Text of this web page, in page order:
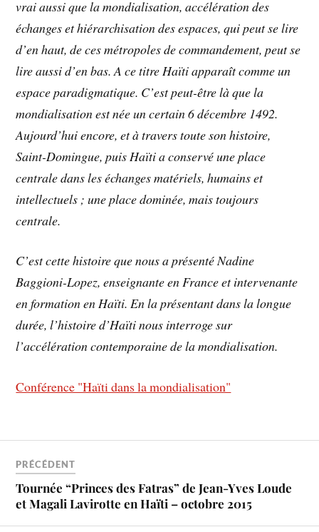
vrai aussi que la mondialisation, accélération des
échanges et hiérarchisation des espaces, qui peut se lire
d’en haut, de ces métropoles de commandement, peut se
lire aussi d’en bas. A ce titre Haïti apparaît comme un
espace paradigmatique. C’est peut-être là que la
mondialisation est née un certain 6 décembre 1492.
Aujourd’hui encore, et à travers toute son histoire,
Saint-Domingue, puis Haïti a conservé une place
centrale dans les échanges matériels, humains et
intellectuels ; une place dominée, mais toujours
centrale.
C’est cette histoire que nous a présenté Nadine
Baggioni-Lopez, enseignante en France et intervenante
en formation en Haïti. En la présentant dans la longue
durée, l’histoire d’Haïti nous interroge sur
l’accélération contemporaine de la mondialisation.
Conférence "Haïti dans la mondialisation"
PRÉCÉDENT
Tournée “Princes des Fatras” de Jean-Yves Loude
et Magali Lavirotte en Haïti – octobre 2015